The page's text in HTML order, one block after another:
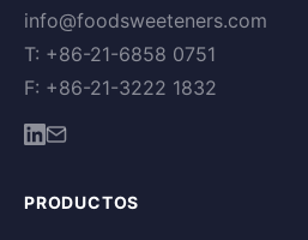
info@foodsweeteners.com
T: +86-21-6858 0751
F: +86-21-3222 1832
PRODUCTOS